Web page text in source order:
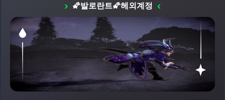
🌠발로란트🌠헤외계정